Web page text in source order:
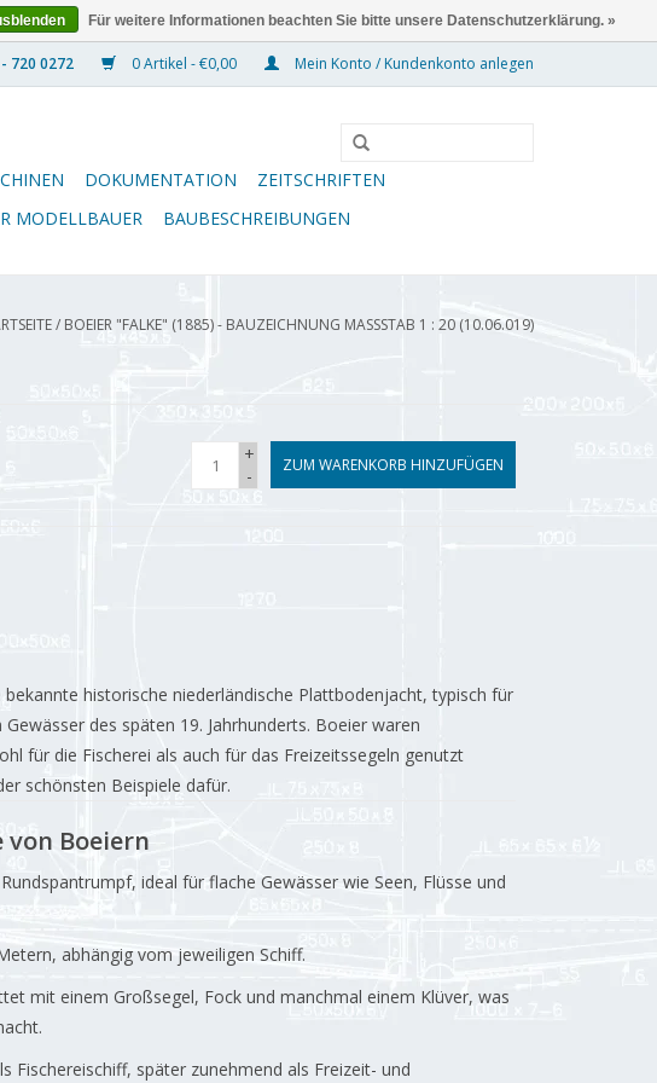
0 Artikel - €0,00 Mein Konto / Kundenkonto anlegen
DOKUMENTATION
ZEITSCHRIFTEN
MODELLBAUER BAUBESCHREIBUNGEN
/ BOEIER "FALKE" (1885) - BAUZEICHNUNG MASSSTAB 1 : 20 (10.06.019)
+
-
ZUM WARENKORB HINZUFÜGEN
historische niederländische Plattbodenjacht, typisch für
des späten 19. Jahrhunderts. Boeier waren
für die Fischerei als auch für das Freizeitssegeln genutzt
schönsten Beispiele dafür.
Boeiern
ideal für flache Gewässer wie Seen, Flüsse und
abhängig vom jeweiligen Schiff.
mit einem Großsegel, Fock und manchmal einem Klüver, was
Fischereischiff, später zunehmend als Freizeit- und
Für weitere Informationen beachten Sie bitte unsere Datenschutzerklärung. »